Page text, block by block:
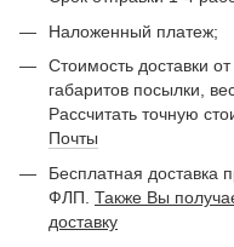
Наложенный платеж;
Стоимость доставки
габаритов посылки,
Рассчитать точную
Почты
Бесплатная доставка
ФЛП. Также Вы
доставку